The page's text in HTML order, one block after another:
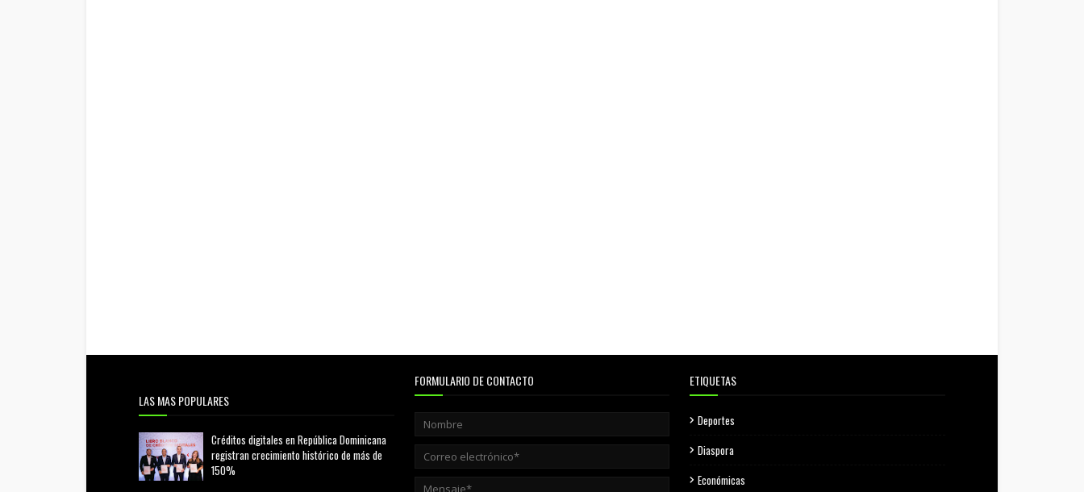
LAS MAS POPULARES
Créditos digitales en República Dominicana
registran crecimiento histórico de más de
150%
FORMULARIO DE CONTACTO ETIQUETAS
Deportes
Diaspora
Económicas